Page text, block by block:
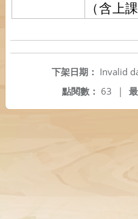
（含上
下架日期： Invalid
點閱數： 63 |